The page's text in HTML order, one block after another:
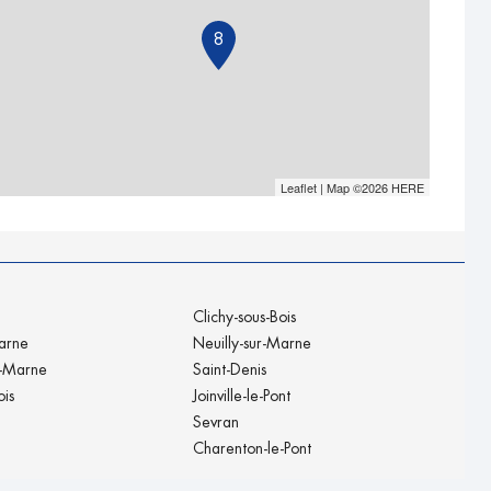
8
Leaflet| Map ©2026 HERE
Marne
Clichy-sous-Bois
Neuilly-sur-Marne
Saint-Denis
Joinville-le-Pont
Sevran
Charenton-le-Pont